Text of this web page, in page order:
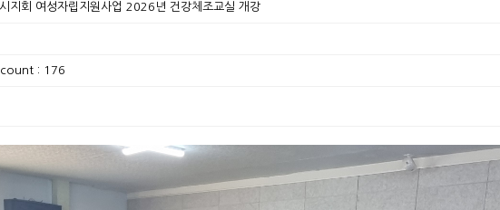
지회 여성자립지원사업 2026년 건강체조교실 개강
count : 176